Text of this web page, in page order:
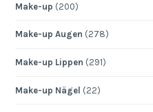
Make-up (200)
Make-up Augen (278)
Make-up Lippen (291)
Make-up Nägel (22)